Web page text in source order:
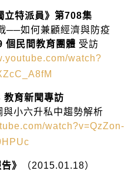
立特派員》第708集
──如何兼顧經濟與防疫
個民間教育團體 受訪
watch?
教育新聞專訪
小六升私中趨勢解析
watch?v=QzZon-
》
（2015.01.18）